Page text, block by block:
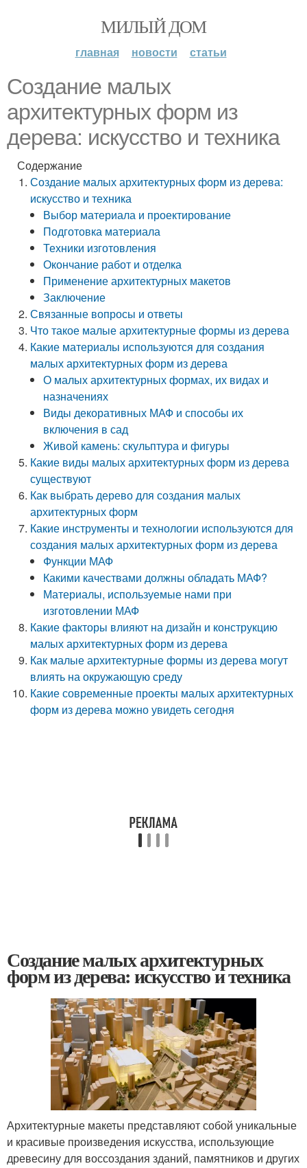
МИЛЫЙ ДОМ
главная новости статьи
Создание малых
архитектурных форм из
дерева: искусство и техника
Содержание
Создание малых архитектурных форм из дерева:
искусство и техника
Выбор материала и проектирование
Подготовка материала
Техники изготовления
Окончание работ и отделка
Применение архитектурных макетов
Заключение
Связанные вопросы и ответы
Что такое малые архитектурные формы из дерева
Какие материалы используются для создания
малых архитектурных форм из дерева
О малых архитектурных формах, их видах и
назначениях
Виды декоративных МАФ и способы их
включения в сад
Живой камень: скульптура и фигуры
Какие виды малых архитектурных форм из дерева
существуют
Как выбрать дерево для создания малых
архитектурных форм
Какие инструменты и технологии используются для
создания малых архитектурных форм из дерева
Функции МАФ
Какими качествами должны обладать МАФ?
Материалы, используемые нами при
изготовлении МАФ
Какие факторы влияют на дизайн и конструкцию
малых архитектурных форм из дерева
Как малые архитектурные формы из дерева могут
влиять на окружающую среду
Какие современные проекты малых архитектурных
форм из дерева можно увидеть сегодня
Создание малых архитектурных
форм из дерева: искусство и техника
Архитектурные макеты представляют собой уникальные
и красивые произведения искусства, использующие
древесину для воссоздания зданий, памятников и других